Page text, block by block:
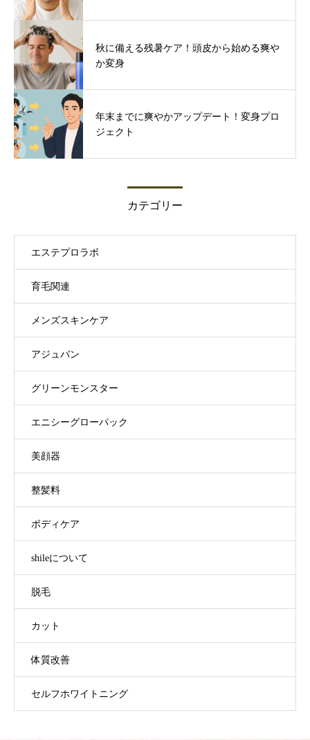
秋に備える残暑ケア！頭皮から始める爽や
か変身
年末までに爽やかアップデート！変身プロ
ジェクト
カテゴリー
エステプロラボ
育毛関連
メンズスキンケア
アジュバン
グリーンモンスター
エニシーグローパック
美顔器
整髪料
ボディケア
shileについて
脱毛
カット
体質改善
セルフホワイトニング